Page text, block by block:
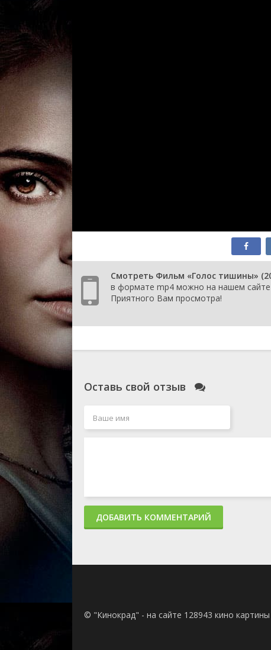
Смотреть Фильм «Голос тишины»
в формате mp4 можно на нашем сайте
Приятного Вам просмотра!
Оставь свой отзыв
ДОБАВИТЬ КОММЕНТАРИЙ
© "Кинокрад" - на сайте 128943 кино